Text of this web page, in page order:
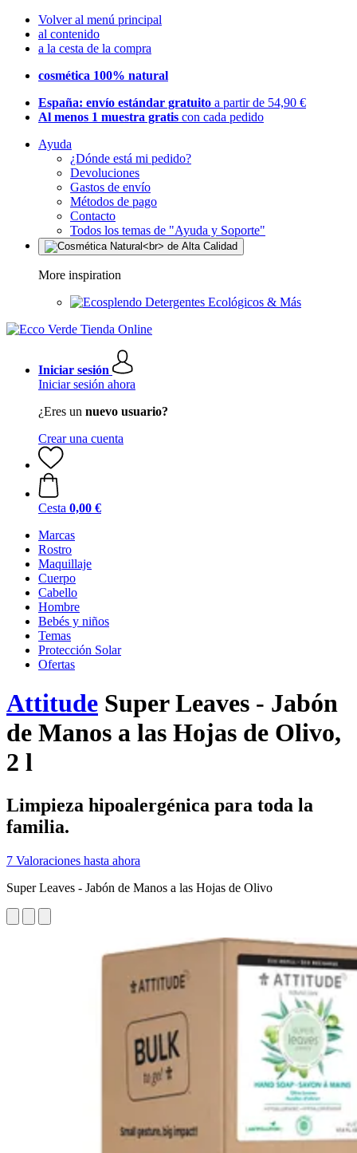
Volver al menú principal
al contenido
a la cesta de la compra
cosmética 100% natural
España: envío estándar gratuito a partir de 54,90 €
Al menos 1 muestra gratis con cada pedido
Ayuda
¿Dónde está mi pedido?
Devoluciones
Gastos de envío
Métodos de pago
Contacto
Todos los temas de "Ayuda y Soporte"
More inspiration
Detergentes Ecológicos & Más
Iniciar sesión
Iniciar sesión ahora
¿Eres un nuevo usuario?
Crear una cuenta
Cesta 0,00 €
Marcas
Rostro
Maquillaje
Cuerpo
Cabello
Hombre
Bebés y niños
Temas
Protección Solar
Ofertas
Attitude Super Leaves - Jabón
de Manos a las Hojas de Olivo,
2 l
Limpieza hipoalergénica para toda la
familia.
7 Valoraciones hasta ahora
Super Leaves - Jabón de Manos a las Hojas de Olivo